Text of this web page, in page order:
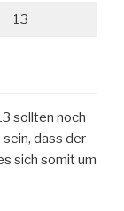
13
sollten noch
dass der
sich somit um